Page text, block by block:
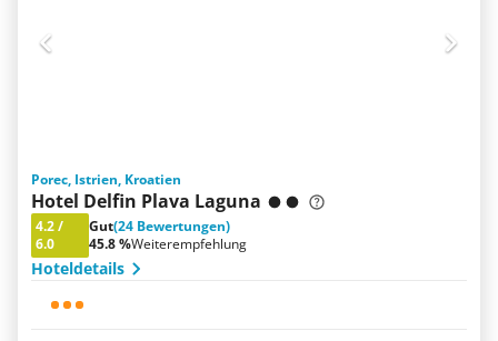
Porec, Istrien, Kroatien
Hotel Delfin Plava Laguna
4.2/
6.0
Gut(24 Bewertungen)
45.8 %Weiterempfehlung
Hoteldetails